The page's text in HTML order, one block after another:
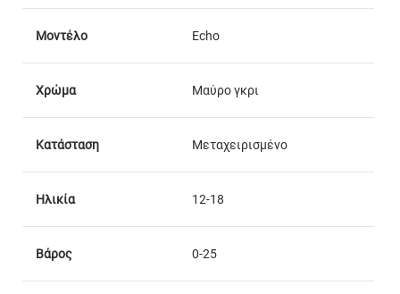
Μοντέλο Echo
Χρώμα Μαύρο γκρι
Κατάσταση Μεταχειρισμένο
Ηλικία 12-18
Βάρος 0-25